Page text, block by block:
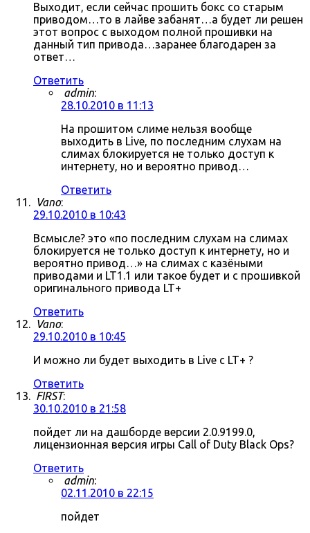
Выходит, если сейчас прошить бокс со старым
приводом…то в лайве забанят…а будет ли решен
этот вопрос с выходом полной прошивки на
данный тип привода…заранее благодарен за
ответ…
Ответить
admin:
28.10.2010 в 11:13
На прошитом слиме нельзя вообще
выходить в Live, по последним слухам на
слимах блокируется не только доступ к
интернету, но и вероятно привод…
Ответить
Vano:
29.10.2010 в 10:43
Всмысле? это «по последним слухам на слимах
блокируется не только доступ к интернету, но и
вероятно привод…» на слимах с казёными
приводами и LT1.1 или такое будет и с прошивкой
оригинального привода LT+
Ответить
Vano:
29.10.2010 в 10:45
И можно ли будет выходить в Live c LT+ ?
Ответить
FIRST:
30.10.2010 в 21:58
пойдет ли на дашборде версии 2.0.9199.0,
лицензионная версия игры Call of Duty Black Ops?
Ответить
admin:
02.11.2010 в 22:15
пойдет